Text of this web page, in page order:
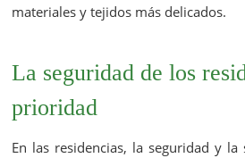
materiales y tejidos más delicados.
La seguridad de los
prioridad
En las residencias, la seguridad y